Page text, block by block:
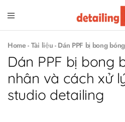
Detailing
Me
Đồ
nghề
chăm
sóc
xe
–
Săn
sales
giá
Home- Tài liệu - Dán PPF bị bong
Dán PPF bị bong
nhân và cách xử
studio detailing